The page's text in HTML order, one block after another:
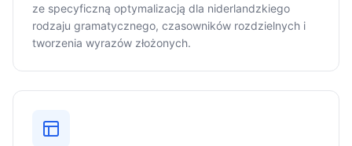
ze specyficzną optymalizacją dla niderlandzkiego
rodzaju gramatycznego, czasowników rozdzielnych i
tworzenia wyrazów złożonych.